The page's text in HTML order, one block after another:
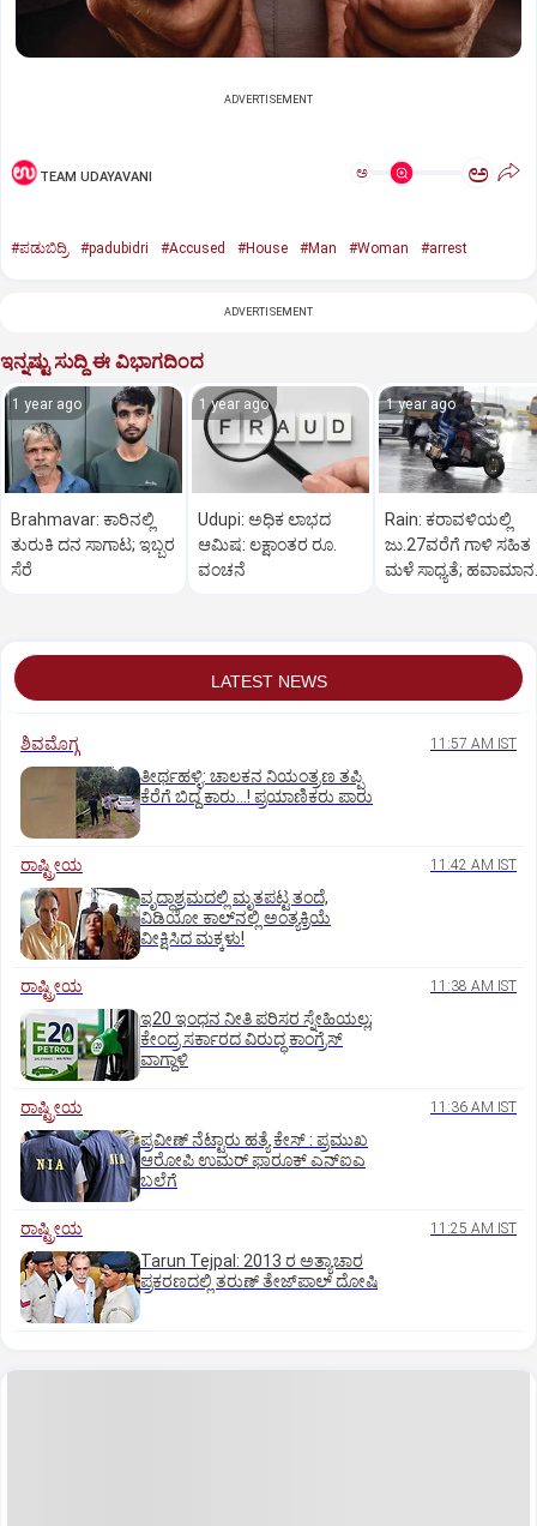
ADVERTISEMENT
TEAM UDAYAVANI ಅ ಅ
#ಪಡುಬಿದ್ರಿ #padubidri #Accused #House #Man #Woman #arrest
ADVERTISEMENT
ಇನ್ನಷ್ಟು ಸುದ್ದಿ ಈ ವಿಭಾಗದಿಂದ
1 year ago
Brahmavar: ಕಾರಿನಲ್ಲಿ
ತುರುಕಿ ದನ ಸಾಗಾಟ; ಇಬ್ಬರ
ಸೆರೆ
1 year ago
Udupi: ಅಧಿಕ ಲಾಭದ
ಆಮಿಷ: ಲಕ್ಷಾಂತರ ರೂ.
ವಂಚನೆ
1 year ago
Rain: ಕರಾವಳಿಯಲ್ಲಿ
ಜು.27ವರೆಗೆ ಗಾಳಿ ಸಹಿತ
ಮಳೆ ಸಾಧ್ಯತೆ; ಹವಾಮಾನ
LATEST NEWS
ಶಿವಮೊಗ್ಗ 11:57 AM IST
ತೀರ್ಥಹಳ್ಳಿ: ಚಾಲಕನ ನಿಯಂತ್ರಣ ತಪ್ಪಿ
ಕೆರೆಗೆ ಬಿದ್ದ ಕಾರು...! ಪ್ರಯಾಣಿಕರು ಪಾರು
ರಾಷ್ಟ್ರೀಯ 11:42 AM IST
ವೃದ್ಧಾಶ್ರಮದಲ್ಲಿ ಮೃತಪಟ್ಟ ತಂದೆ,
ವಿಡಿಯೋ ಕಾಲ್‌ನಲ್ಲಿ ಅಂತ್ಯಕ್ರಿಯೆ
ವೀಕ್ಷಿಸಿದ ಮಕ್ಕಳು!
ರಾಷ್ಟ್ರೀಯ 11:38 AM IST
ಇ20 ಇಂಧನ ನೀತಿ ಪರಿಸರ ಸ್ನೇಹಿಯಲ್ಲ;
ಕೇಂದ್ರ ಸರ್ಕಾರದ ವಿರುದ್ಧ ಕಾಂಗ್ರೆಸ್‌
ವಾಗ್ದಾಳಿ
ರಾಷ್ಟ್ರೀಯ 11:36 AM IST
ಪ್ರವೀಣ್ ನೆಟ್ಟಾರು ಹತ್ಯೆ ಕೇಸ್ : ಪ್ರಮುಖ
ಆರೋಪಿ ಉಮರ್ ಫಾರೂಕ್ ಎನ್‌ಐಎ
ಬಲೆಗೆ
ರಾಷ್ಟ್ರೀಯ 11:25 AM IST
Tarun Tejpal: 2013 ರ ಅತ್ಯಾಚಾರ
ಪ್ರಕರಣದಲ್ಲಿ ತರುಣ್ ತೇಜ್‌ಪಾಲ್ ದೋಷಿ